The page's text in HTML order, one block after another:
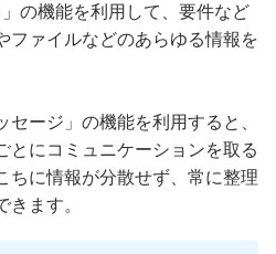
の機能を利用して、要件など
ファイルなどのあらゆる情報を
セージ」の機能を利用すると、
とにコミュニケーションを取る
ちに情報が分散せず、常に整理
きます。